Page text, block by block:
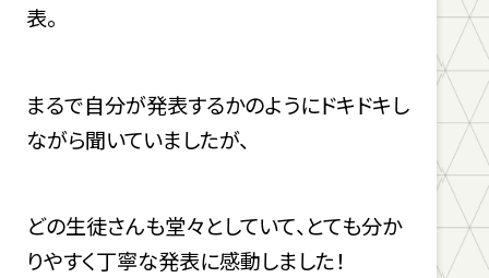
表。
まるで自分が発表するかのようにドキドキし
ながら聞いていましたが、
どの生徒さんも堂々としていて、とても分か
りやすく丁寧な発表に感動しました！